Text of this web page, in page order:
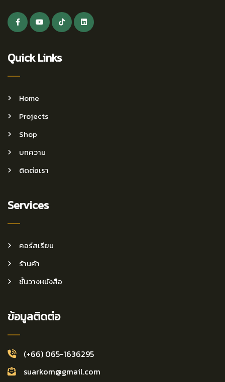
Quick Links
Home
Projects
Shop
บทความ
ติดต่อเรา
Services
คอร์สเรียน
ร้านค้า
ชั้นวางหนังสือ
ข้อมูลติดต่อ
(+66) 065-1636295
suarkom@gmail.com